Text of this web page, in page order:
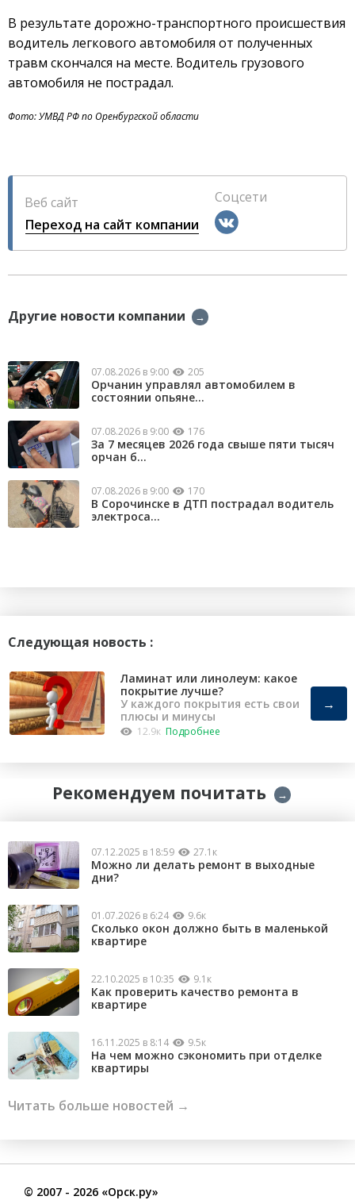
В результате дорожно-транспортного происшествия
водитель легкового автомобиля от полученных
травм скончался на месте. Водитель грузового
автомобиля не пострадал.
Фото: УМВД РФ по Оренбургской области
Веб сайт
Переход на сайт компании
Соцсети
Другие новости компании →
07.08.2026 в 9:00 205
Орчанин управлял автомобилем в
состоянии опьяне...
07.08.2026 в 9:00 176
За 7 месяцев 2026 года свыше пяти тысяч
орчан б...
07.08.2026 в 9:00 170
В Сорочинске в ДТП пострадал водитель
электроса...
Следующая новость :
Ламинат или линолеум: какое
покрытие лучше?
У каждого покрытия есть свои
плюсы и минусы
12.9к Подробнее
→
Рекомендуем почитать →
07.12.2025 в 18:59 27.1к
Можно ли делать ремонт в выходные
дни?
01.07.2026 в 6:24 9.6к
Сколько окон должно быть в маленькой
квартире
22.10.2025 в 10:35 9.1к
Как проверить качество ремонта в
квартире
16.11.2025 в 8:14 9.5к
На чем можно сэкономить при отделке
квартиры
Читать больше новостей →
© 2007 - 2026 «Орск.ру»